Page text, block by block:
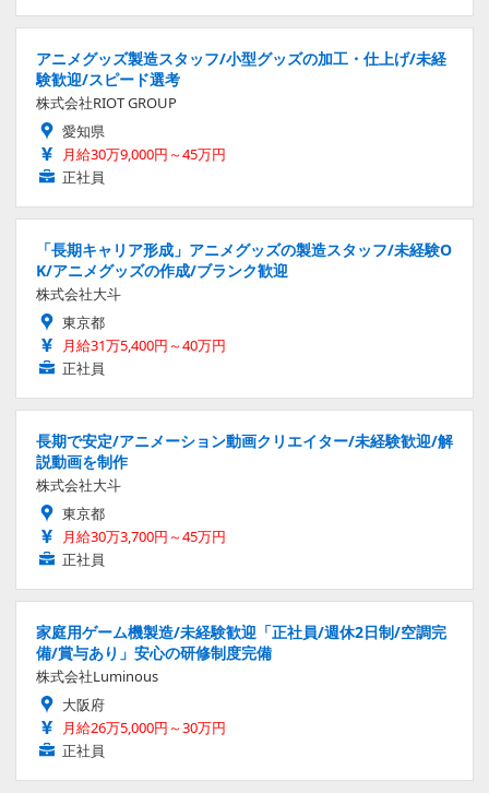
アニメグッズ製造スタッフ/小型グッズの加工・仕上げ/未経
験歓迎/スピード選考
株式会社RIOT GROUP
愛知県
月給30万9,000円～45万円
正社員
「長期キャリア形成」アニメグッズの製造スタッフ/未経験O
K/アニメグッズの作成/ブランク歓迎
株式会社大斗
東京都
月給31万5,400円～40万円
正社員
長期で安定/アニメーション動画クリエイター/未経験歓迎/解
説動画を制作
株式会社大斗
東京都
月給30万3,700円～45万円
正社員
家庭用ゲーム機製造/未経験歓迎「正社員/週休2日制/空調完
備/賞与あり」安心の研修制度完備
株式会社Luminous
大阪府
月給26万5,000円～30万円
正社員